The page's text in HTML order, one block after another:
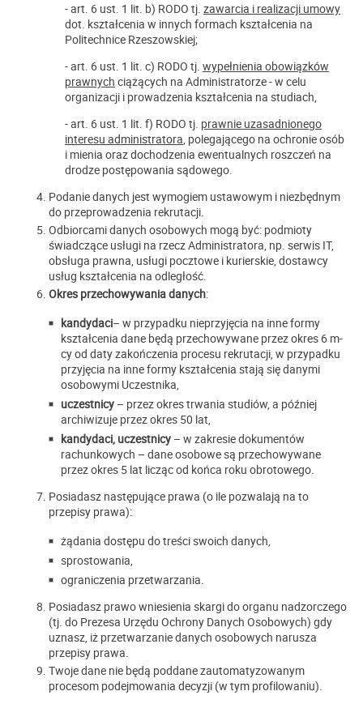
- art. 6 ust. 1 lit. b) RODO tj. zawarcia i realizacji umowy
dot. kształcenia w innych formach kształcenia na
Politechnice Rzeszowskiej;
- art. 6 ust. 1 lit. c) RODO tj. wypełnienia obowiązków
prawnych ciążących na Administratorze - w celu
organizacji i prowadzenia kształcenia na studiach,
- art. 6 ust. 1 lit. f) RODO tj. prawnie uzasadnionego
interesu administratora, polegającego na ochronie osób
i mienia oraz dochodzenia ewentualnych roszczeń na
drodze postępowania sądowego.
Podanie danych jest wymogiem ustawowym i niezbędnym
do przeprowadzenia rekrutacji.
Odbiorcami danych osobowych mogą być: podmioty
świadczące usługi na rzecz Administratora, np. serwis IT,
obsługa prawna, usługi pocztowe i kurierskie, dostawcy
usług kształcenia na odległość.
Okres przechowywania danych:
kandydaci– w przypadku nieprzyjęcia na inne formy
kształcenia dane będą przechowywane przez okres 6 m-
cy od daty zakończenia procesu rekrutacji, w przypadku
przyjęcia na inne formy kształcenia stają się danymi
osobowymi Uczestnika,
uczestnicy – przez okres trwania studiów, a później
archiwizuje przez okres 50 lat,
kandydaci, uczestnicy – w zakresie dokumentów
rachunkowych – dane osobowe są przechowywane
przez okres 5 lat licząc od końca roku obrotowego.
Posiadasz następujące prawa (o ile pozwalają na to
przepisy prawa):
żądania dostępu do treści swoich danych,
sprostowania,
ograniczenia przetwarzania.
Posiadasz prawo wniesienia skargi do organu nadzorczego
(tj. do Prezesa Urzędu Ochrony Danych Osobowych) gdy
uznasz, iż przetwarzanie danych osobowych narusza
przepisy prawa.
Twoje dane nie będą poddane zautomatyzowanym
procesom podejmowania decyzji (w tym profilowaniu).